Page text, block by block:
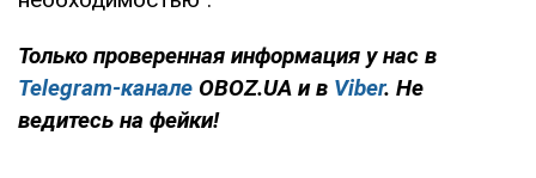
Только проверенная информация у нас в
Telegram-канале OBOZ.UA и в Viber. Не
ведитесь на фейки!